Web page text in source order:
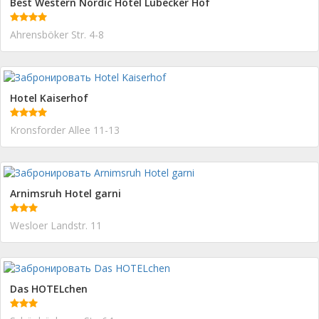
Ahrensböker Str. 4-8
Hotel Kaiserhof
Kronsforder Allee 11-13
Arnimsruh Hotel garni
Wesloer Landstr. 11
Das HOTELchen